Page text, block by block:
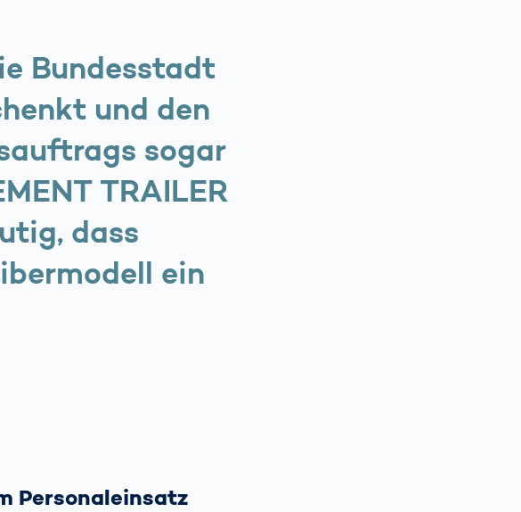
Bundesstadt
und den
sogar
TRAILER
dass
ein
Personaleinsatz